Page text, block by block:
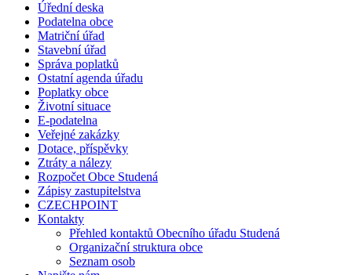
Úřední deska
Podatelna obce
Matriční úřad
Stavební úřad
Správa poplatků
Ostatní agenda úřadu
Poplatky obce
Životní situace
E-podatelna
Veřejné zakázky
Dotace, příspěvky
Ztráty a nálezy
Rozpočet Obce Studená
Zápisy zastupitelstva
CZECHPOINT
Kontakty
Přehled kontaktů Obecního úřadu Studená
Organizační struktura obce
Seznam osob